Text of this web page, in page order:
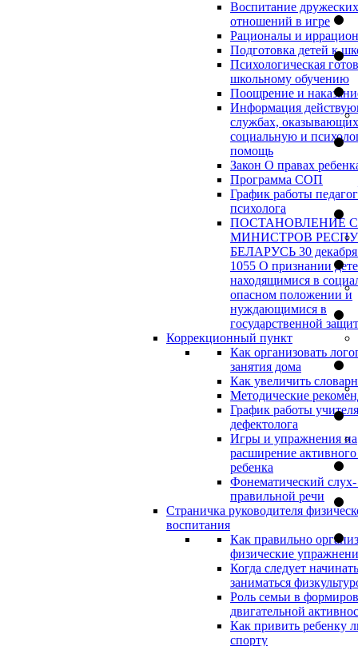
Воспитание дружеских
отношений в игре
Рационалы и
Подготовка детей к
Психологическая
школьному обучению
Поощрение и
Информация
службах, оказывающих
социальную и
помощь
Закон О правах
Программа СОП
График работы
психолога
ПОСТАНОВЛЕНИЕ
МИНИСТРОВ
БЕЛАРУСЬ 30
1055 О признании
находящимися в
опасном положении и
нуждающимися в
государственной
Коррекционный пункт
Как организовать
занятия дома
Как увеличить
Методические
График работы
дефектолога
Игры и упражнения на
расширение активного
ребенка
Фонематический слух-
правильной речи
Страничка руководителя
воспитания
Как правильно
физические
Когда следует начинать
заниматься
Роль семьи в
двигательной
Как привить ребенку
спорту